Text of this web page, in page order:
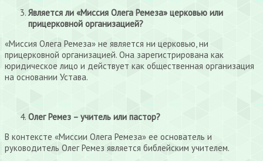
Является ли «Миссия Олега Ремеза» церковью или
прицерковной организацией?
«Миссия Олега Ремеза» не является ни церковью, ни
прицерковной организацией. Она зарегистрирована как
юридическое лицо и действует как общественная организация
на основании Устава.
Олег Ремез – учитель или пастор?
В контексте «Миссии Олега Ремеза» ее основатель и
руководитель Олег Ремез является библейским учителем.